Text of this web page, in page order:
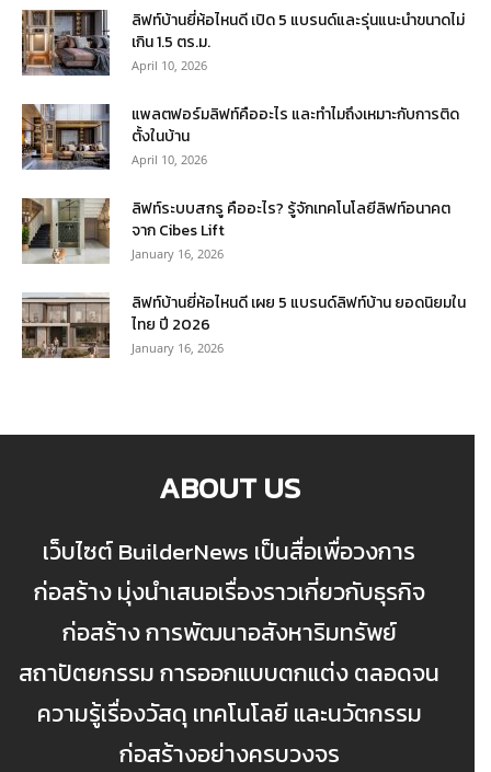
ลิฟท์บ้านยี่ห้อไหนดี เปิด 5 แบรนด์และรุ่นแนะนำขนาดไม่
เกิน 1.5 ตร.ม.
April 10, 2026
แพลตฟอร์มลิฟท์คืออะไร และทำไมถึงเหมาะกับการติด
ตั้งในบ้าน
April 10, 2026
ลิฟท์ระบบสกรู คืออะไร? รู้จักเทคโนโลยีลิฟท์อนาคต
จาก Cibes Lift
January 16, 2026
ลิฟท์บ้านยี่ห้อไหนดี เผย 5 แบรนด์ลิฟท์บ้าน ยอดนิยมใน
ไทย ปี 2026
January 16, 2026
ABOUT US
เว็บไซต์ BuilderNews เป็นสื่อเพื่อวงการ
ก่อสร้าง มุ่งนำเสนอเรื่องราวเกี่ยวกับธุรกิจ
ก่อสร้าง การพัฒนาอสังหาริมทรัพย์
สถาปัตยกรรม การออกแบบตกแต่ง ตลอดจน
ความรู้เรื่องวัสดุ เทคโนโลยี และนวัตกรรม
ก่อสร้างอย่างครบวงจร